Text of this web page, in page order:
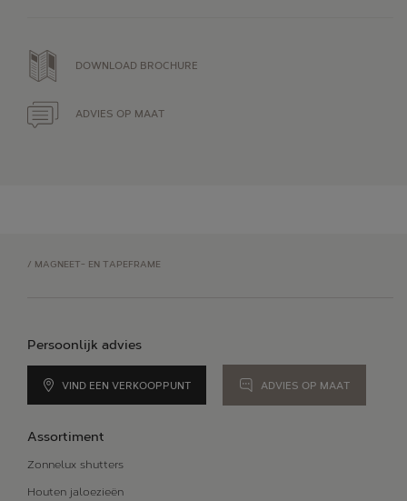
DOWNLOAD BROCHURE
ADVIES OP MAAT
/ MAGNEET- EN TAPEFRAME
Persoonlijk advies
VIND EEN VERKOOPPUNT ADVIES OP MAAT
Assortiment
Zonnelux shutters
Houten jaloezieën